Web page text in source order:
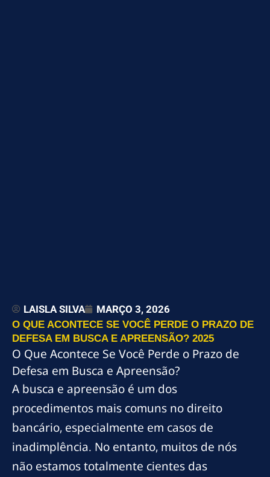
LAISLA SILVA MARÇO 3, 2026
O QUE ACONTECE SE VOCÊ PERDE O PRAZO DE
DEFESA EM BUSCA E APREENSÃO? 2025
O Que Acontece Se Você Perde o Prazo de
Defesa em Busca e Apreensão?
A busca e apreensão é um dos
procedimentos mais comuns no direito
bancário, especialmente em casos de
inadimplência. No entanto, muitos de nós
não estamos totalmente cientes das